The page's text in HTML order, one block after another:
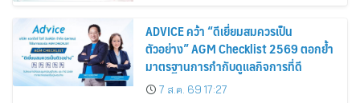
ADVICE คว้า “ดีเยี่ยมสมควรเป็น
ตัวอย่าง” AGM Checklist 2569 ตอกย้ำ
มาตรฐานการกำกับดูแลกิจการที่ดี
7 ส.ค. 69 17:27